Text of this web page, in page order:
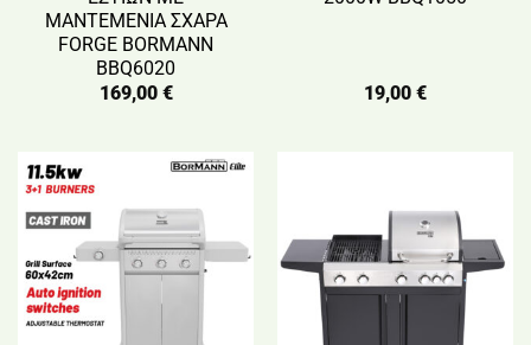
ΜΑΝΤΕΜΕΝΙΑ ΣΧΑΡΑ
FORGE BORMANN
BBQ6020
169,00 € 19,00 €